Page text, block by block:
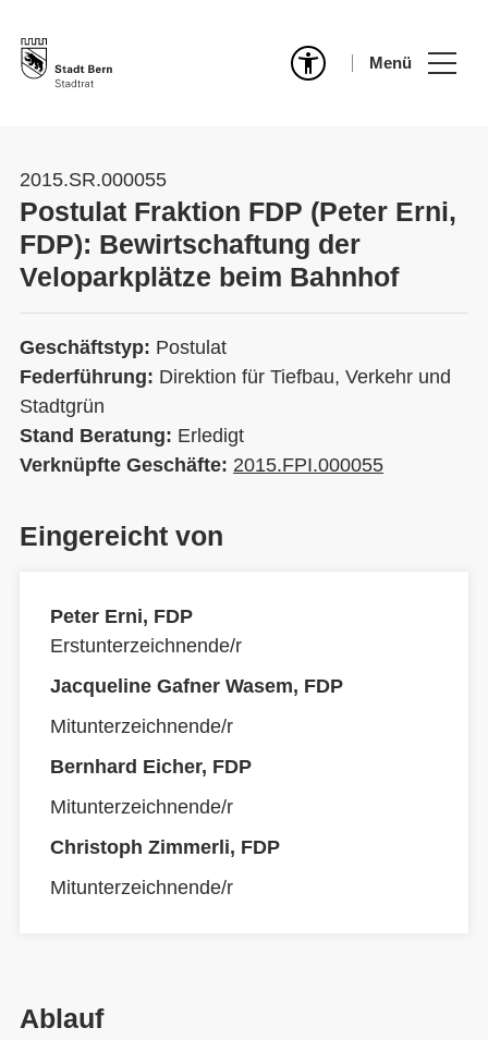
Menü
2015.SR.000055
Postulat Fraktion FDP (Peter Erni,
FDP): Bewirtschaftung der
Veloparkplätze beim Bahnhof
Geschäftstyp: Postulat
Federführung: Direktion für Tiefbau, Verkehr und
Stadtgrün
Stand Beratung: Erledigt
Verknüpfte Geschäfte: 2015.FPI.000055
Eingereicht von
Peter Erni, FDP
Erstunterzeichnende/r
Jacqueline Gafner Wasem, FDP
Mitunterzeichnende/r
Bernhard Eicher, FDP
Mitunterzeichnende/r
Christoph Zimmerli, FDP
Mitunterzeichnende/r
Ablauf